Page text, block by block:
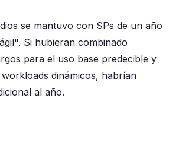
se mantuvo con SPs de un año
Si hubieran combinado
para el uso base predecible y
dinámicos, habrían
al año.